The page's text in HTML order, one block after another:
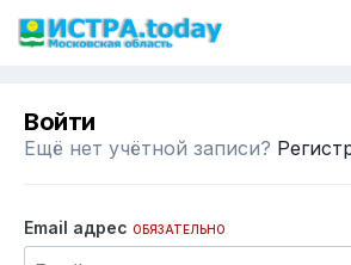
Войти
Ещё нет учётной записи?
Email адрес ОБЯЗАТЕЛЬНО